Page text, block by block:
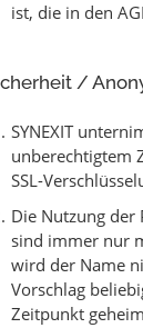
ist, die in den
/
SYNEXIT
unberechtigtem
SSL-
Die Nutzung der
sind immer nur
wird der Name
Vorschlag
Zeitpunkt